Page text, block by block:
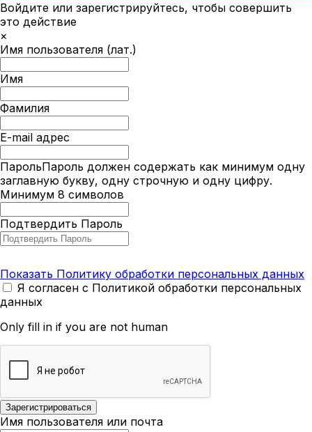
Войдите или зарегистрируйтесь, чтобы совершить
это действие
×
Имя пользователя (лат.)
Имя
Фамилия
E-mail адрес
ПарольПароль должен содержать как минимум одну
заглавную букву, одну строчную и одну цифру.
Минимум 8 символов
Подтвердить Пароль
Показать Политику обработки персональных данных
Я согласен с Политикой обработки персональных
данных
Only fill in if you are not human
Имя пользователя или почта